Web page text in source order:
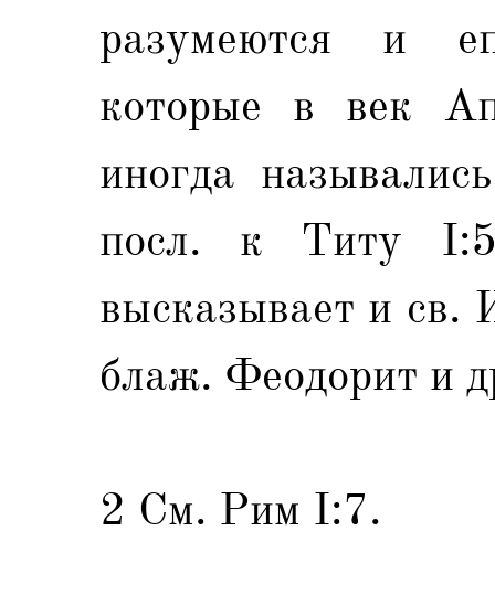
разумеются и
которые в век
иногда
посл. к Титу
высказывает и св.
блаж. Феодорит и
2 См. Рим I:7.